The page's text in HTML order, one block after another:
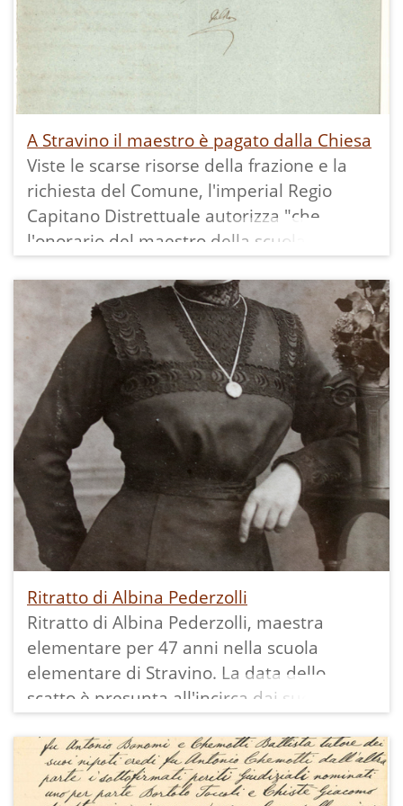
A Stravino il maestro è pagato dalla Chiesa
Viste le scarse risorse della frazione e la
richiesta del Comune, l'imperial Regio
Capitano Distrettuale autorizza "che
l'onorario del maestro della scuola di
coi redditi della rispettiva Chiesa come
avvenne pel passato".
Ritratto di Albina Pederzolli
Ritratto di Albina Pederzolli, maestra
elementare per 47 anni nella scuola
elementare di Stravino. La data dello
scatto è presunta all'incirca dai suoi dati
1966.
La donna veste con un abito molto
elegante e prezioso, il cui stile è tipico dei